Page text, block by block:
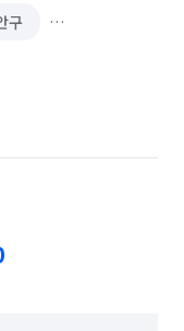
구
금천구
송파구